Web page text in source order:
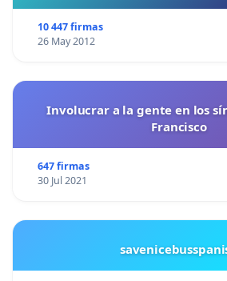
10 447 firmas
26 May 2012
Involucrar a la gente en los
Francisco
647 firmas
30 Jul 2021